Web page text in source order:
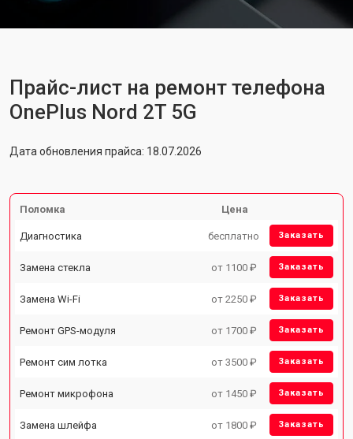
Прайс-лист на ремонт телефона
OnePlus Nord 2T 5G
Дата обновления прайса: 18.07.2026
Поломка Цена
Диагностика бесплатно Заказать
Замена стекла от 1100 ₽ Заказать
Замена Wi-Fi от 2250 ₽ Заказать
Ремонт GPS-модуля от 1700 ₽ Заказать
Ремонт сим лотка от 3500 ₽ Заказать
Ремонт микрофона от 1450 ₽ Заказать
Замена шлейфа от 1800 ₽ Заказать